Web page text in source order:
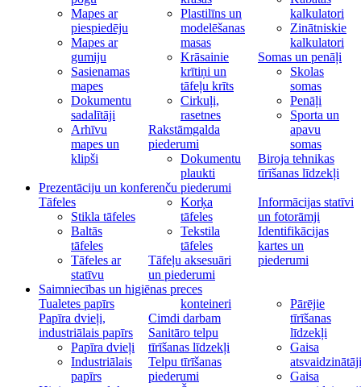
Mapes ar
piespiedēju
Mapes ar
gumiju
Sasienamas
mapes
Dokumentu
sadalītāji
Arhīvu
mapes un
klipši
Plastilīns un
modelēšanas
masas
Krāsainie
krītiņi un
tāfeļu krīts
Cirkuļi,
rasetnes
Rakstāmgalda
piederumi
Dokumentu
plaukti
kalkulatori
Zinātniskie
kalkulatori
Somas un penāļi
Skolas
somas
Penāļi
Sporta un
apavu
somas
Biroja tehnikas
tīrīšanas līdzekļi
Prezentāciju un konferenču piederumi
Tāfeles
Stikla tāfeles
Baltās
tāfeles
Tāfeles ar
statīvu
Korķa
tāfeles
Tekstila
tāfeles
Tāfeļu aksesuāri
un piederumi
Informācijas statīvi
un fotorāmji
Identifikācijas
kartes un
piederumi
Saimniecības un higiēnas preces
Tualetes papīrs
Papīra dvieļi,
industriālais papīrs
Papīra dvieļi
Industriālais
papīrs
konteineri
Cimdi darbam
Sanitāro telpu
tīrīšanas līdzekļi
Telpu tīrīšanas
piederumi
Pārējie
tīrīšanas
līdzekļi
Gaisa
atsvaidzinātāji
Gaisa